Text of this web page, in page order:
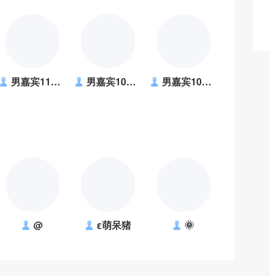
男嘉宾1180821 男嘉宾1039861 男嘉宾1037274
@ ε萌呆猪 🌞